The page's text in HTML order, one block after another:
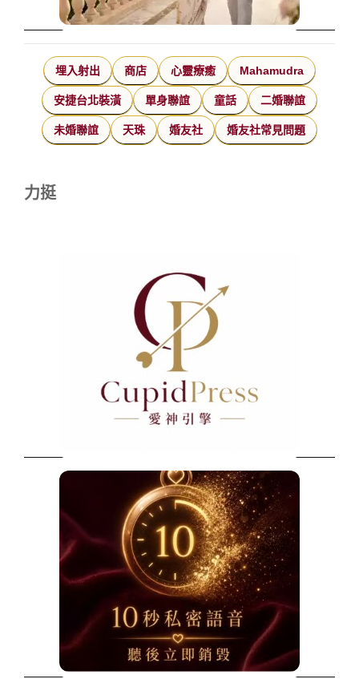
埋入射出 商店 心靈療癒 Mahamudra
安捷台北裝潢 單身聯誼 童話 二婚聯誼
未婚聯誼 天珠 婚友社 婚友社常見問題
力挺